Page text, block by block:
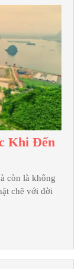
Khi Đến
còn là không
chẽ với đời